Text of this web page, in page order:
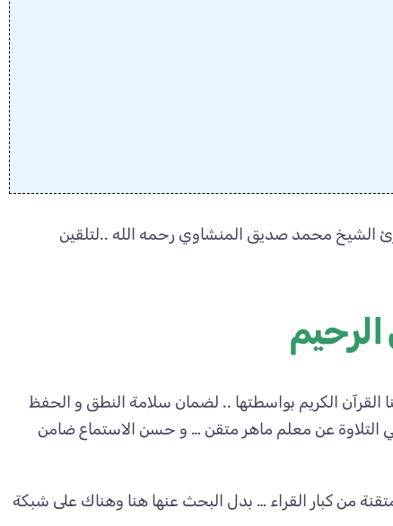
الشيخ محمد صديق المنشاوي رحمه الله ..لتلقين
القرآن الكريم بواسطتها .. لضمان سلامة النطق و الحفظ
التلاوة عن معلم ماهر متقن … و حسن الاستماع ضامن
من كبار القراء … بدل البحث عنها هنا وهناك على شبكة